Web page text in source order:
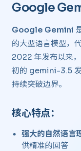
Google
Google Gemini
的大型语言模型，
2022 年发布以来
初的 gemini-3.5
持续突破边界。
核心特点： ​
强大的自然语言
供精准的回答